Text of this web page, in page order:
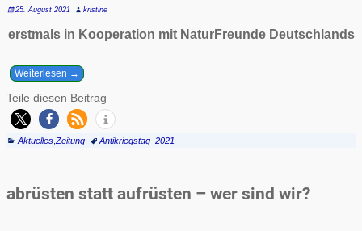
25. August 2021 kristine
erstmals in Kooperation mit NaturFreunde Deutschlands
Weiterlesen →
Teile diesen Beitrag
Aktuelles, Zeitung Antikriegstag_2021
abrüsten statt aufrüsten – wer sind wir?